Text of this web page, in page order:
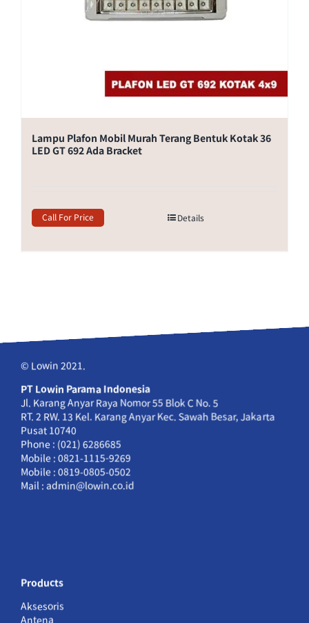
Lampu Plafon Mobil Murah Terang Bentuk Kotak 36
LED GT 692 Ada Bracket
Call For Price Details
© Lowin 2021.
PT Lowin Parama Indonesia
Jl. Karang Anyar Raya Nomor 55 Blok C No. 5
RT. 2 RW. 13 Kel. Karang Anyar Kec. Sawah Besar, Jakarta
Pusat 10740
Phone : (021) 6286685
Mobile : 0821-1115-9269
Mobile : 0819-0805-0502
Mail : admin@lowin.co.id
Products
Aksesoris
Antena